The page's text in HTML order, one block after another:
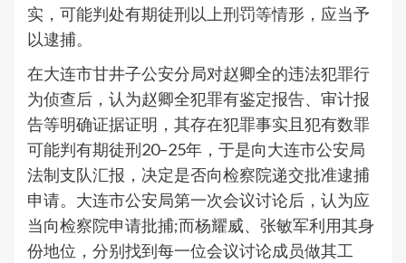
实，可能判处有期徒刑以上刑罚等情形，应当予
以逮捕。
在大连市甘井子公安分局对赵卿全的违法犯罪行
为侦查后，认为赵卿全犯罪有鉴定报告、审计报
告等明确证据证明，其存在犯罪事实且犯有数罪
可能判有期徒刑20–25年，于是向大连市公安局
法制支队汇报，决定是否向检察院递交批准逮捕
申请。大连市公安局第一次会议讨论后，认为应
当向检察院申请批捕;而杨耀威、张敏军利用其身
份地位，分别找到每一位会议讨论成员做其工